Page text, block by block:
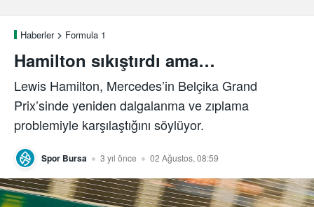
Haberler Formula 1
Hamilton sıkıştırdı ama…
Lewis Hamilton, Mercedes’in Belçika Grand
Prix’sinde yeniden dalgalanma ve zıplama
problemiyle karşılaştığını söylüyor.
Spor Bursa 3 yıl önce 02 Ağustos, 08:59